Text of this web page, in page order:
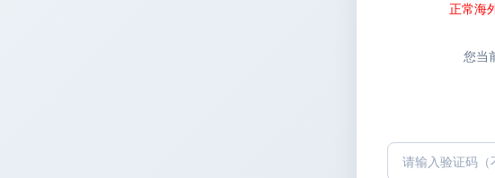
正常海
您当